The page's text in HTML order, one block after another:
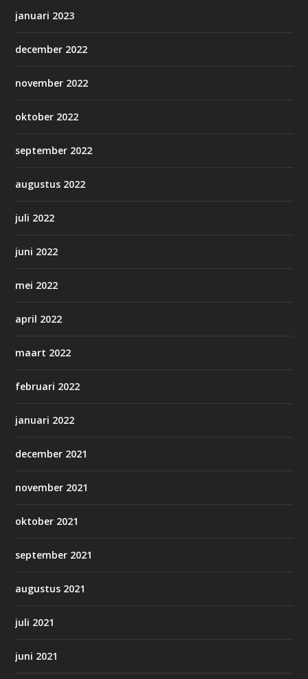
januari 2023
december 2022
november 2022
oktober 2022
september 2022
augustus 2022
juli 2022
juni 2022
mei 2022
april 2022
maart 2022
februari 2022
januari 2022
december 2021
november 2021
oktober 2021
september 2021
augustus 2021
juli 2021
juni 2021